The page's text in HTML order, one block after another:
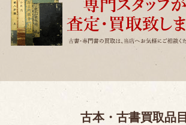
古本・古書買取品目